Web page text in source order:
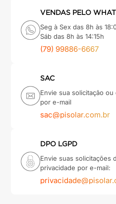
VENDAS PELO
Seg à Sex das 8h às
Sáb das 8h às 14:15h
(79) 99886-6667
SAC
Envie sua solicitação ou
por e-mail
sac@pisolar.com.br
DPO LGPD
Envie suas solicitações
privacidade por e-mail: